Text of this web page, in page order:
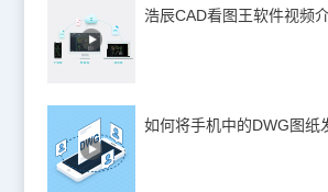
浩辰CAD看图王软件视频
如何将手机中的DWG图纸